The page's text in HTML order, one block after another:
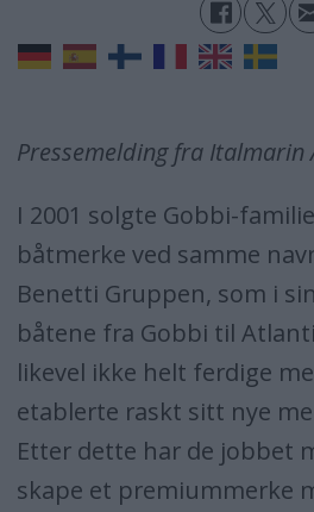
Pressemelding fra Italmarin
I 2001 solgte Gobbi-
båtmerke ved samme
Benetti Gruppen, som i
båtene fra Gobbi til
likevel ikke helt ferdige
etablerte raskt sitt nye
Etter dette har de jobbet
skape et premiummerke